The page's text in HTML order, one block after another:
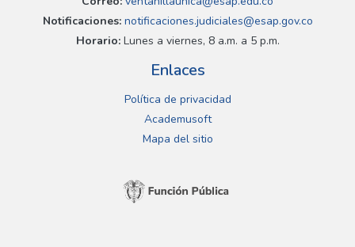
Notificaciones:notificaciones.judiciales@esap.gov.co
Horario:Lunes a viernes, 8 a.m. a 5 p.m.
Enlaces
Política de privacidad
Academusoft
Mapa del sitio